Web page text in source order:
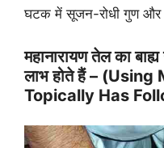
घटक में सूजन-रोधी गुण और
महानारायण तेल का
लाभ होते हैं –
Topically Has